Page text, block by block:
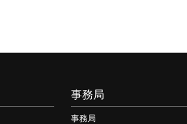
事務局
事務局